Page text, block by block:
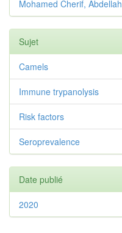
Mohamed Cherif, Abdellah
Sujet
Camels
Immune trypanolysis
Risk factors
Seroprevalence
Date publié
2020